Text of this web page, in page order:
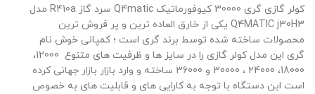
کولر گازی گری 30000 کیوفورماتیک Q4matic سرد گاز R410a مدل
Q4MATIC j30H3 یکی از خارق العاده ترین و پر فروش ترین
محصولات ساخته شده توسط برند گری است ؛ کمپانی خوش نام
گری این مدل کولر گازی را در سایز ها و ظرفیت های متنوع 12000،
18000، 24000 ، 30000 و 36000 ساخته و وارد بازار بازار جهانی کرده
است این دستگاه با توجه به کارایی های و قابلیت های به خصوص